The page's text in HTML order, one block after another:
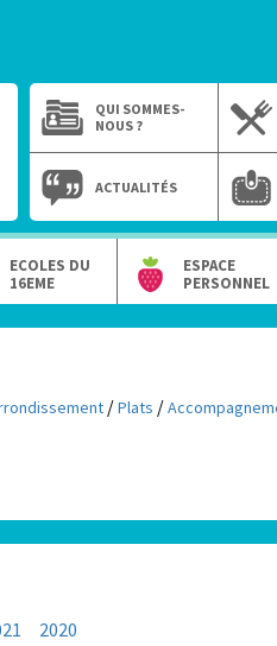
QUI SOMMES-
NOUS ?
ACTUALITÉS
ECOLES DU
16EME
ESPACE
PERSONNEL
/Plats /
2020